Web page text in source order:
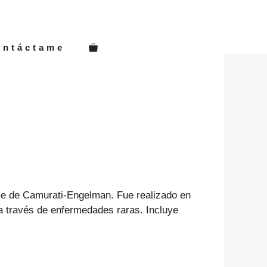
de Camurati-Engelman. Fue realizado en
través de enfermedades raras. Incluye